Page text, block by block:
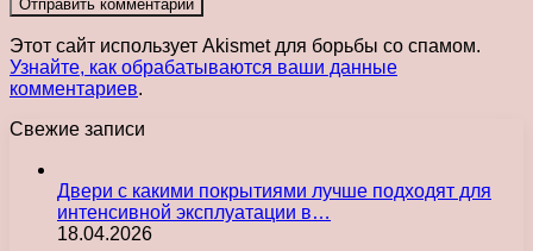
Этот сайт использует Akismet для борьбы со спамом.
Узнайте, как обрабатываются ваши данные
комментариев.
Свежие записи
Двери с какими покрытиями лучше подходят для
интенсивной эксплуатации в…
18.04.2026